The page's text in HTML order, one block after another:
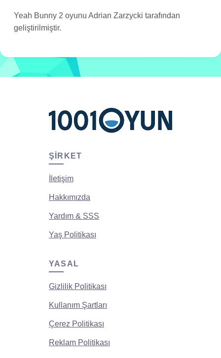
Yeah Bunny 2 oyunu Adrian Zarzycki tarafından
geliştirilmiştir.
ŞIRKET
İletişim
Hakkımızda
Yardım & SSS
Yaş Politikası
YASAL
Gizlilik Politikası
Kullanım Şartları
Çerez Politikası
Reklam Politikası